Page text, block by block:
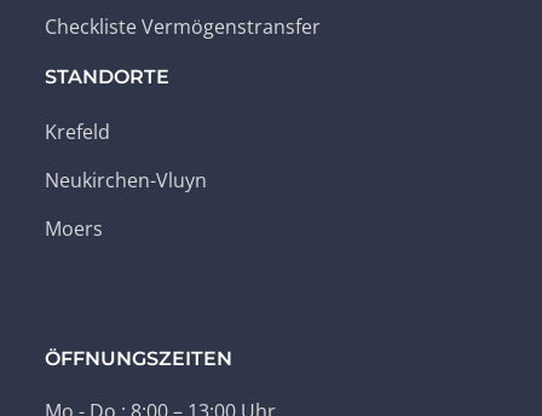
Checkliste Vermögenstransfer
STANDORTE
Krefeld
Neukirchen-Vluyn
Moers
ÖFFNUNGSZEITEN